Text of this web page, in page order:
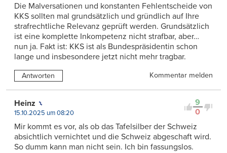
Die Malversationen und konstanten Fehlentscheide von
KKS sollten mal grundsätzlich und gründlich auf Ihre
strafrechtliche Relevanz geprüft werden. Grundsätzlich
ist eine komplette Inkompetenz nicht strafbar, aber…
nun ja. Fakt ist: KKS ist als Bundespräsidentin schon
lange und insbesondere jetzt nicht mehr tragbar.
Antworten Kommentar melden
9
0
Heinz
15.10.2025 um 08:20
Mir kommt es vor, als ob das Tafelsilber der Schweiz
absichtlich vernichtet und die Schweiz abgeschaft wird.
So dumm kann man nicht sein. Ich bin fassungslos.